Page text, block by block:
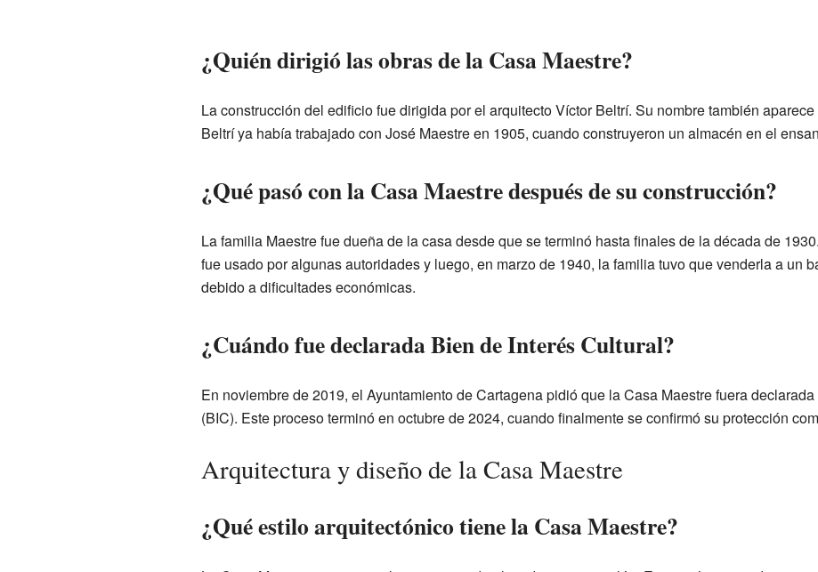
¿Quién dirigió las obras de la Casa Maestre?
La construcción del edificio fue dirigida por el arquitecto Víctor Beltrí. Su nombre también
Beltrí ya había trabajado con José Maestre en 1905, cuando construyeron un almacén en el
¿Qué pasó con la Casa Maestre después de su construcción?
La familia Maestre fue dueña de la casa desde que se terminó hasta finales de la década de
fue usado por algunas autoridades y luego, en marzo de 1940, la familia tuvo que venderla a un
debido a dificultades económicas.
¿Cuándo fue declarada Bien de Interés Cultural?
En noviembre de 2019, el Ayuntamiento de Cartagena pidió que la Casa Maestre fuera
(BIC). Este proceso terminó en octubre de 2024, cuando finalmente se confirmó su protección
Arquitectura y diseño de la Casa Maestre
¿Qué estilo arquitectónico tiene la Casa Maestre?